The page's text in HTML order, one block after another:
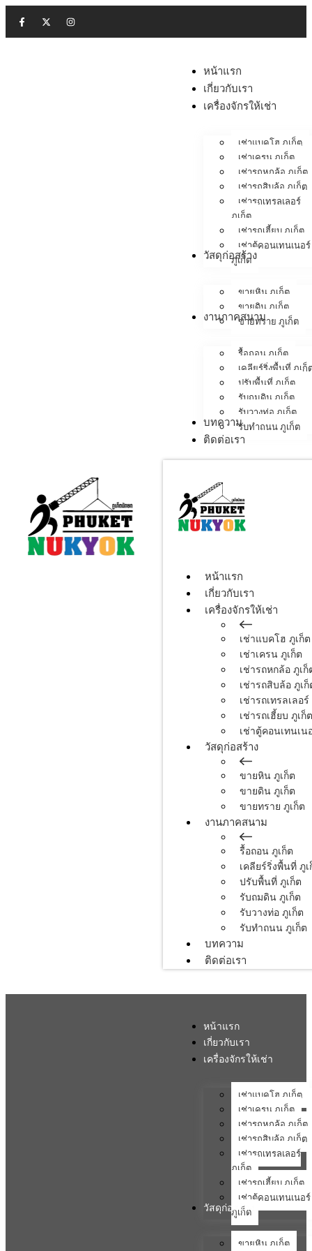
หน้าแรก
เกี่ยวกับเรา
เครื่องจักรให้เช่า
เช่าแบคโฮ ภูเก็ต
เช่าเครน ภูเก็ต
เช่ารถหกล้อ ภูเก็ต
เช่ารถสิบล้อ ภูเก็ต
เช่ารถเทรลเลอร์
ภูเก็ต
เช่ารถเฮี้ยบ ภูเก็ต
เช่าตู้คอนเทนเนอร์
ภูเก็ต
วัสดุก่อสร้าง
ขายหิน ภูเก็ต
ขายดิน ภูเก็ต
ขายทราย ภูเก็ต
งานภาคสนาม
รื้อถอน ภูเก็ต
เคลียร์ริ่งพื้นที่ ภูเก็
ปรับพื้นที่ ภูเก็ต
รับถมดิน ภูเก็ต
รับวางท่อ ภูเก็ต
รับทำถนน ภูเก็ต
บทความ
ติดต่อเรา
หน้าแรก
เกี่ยวกับเรา
เครื่องจักรให้เช่า
เช่าแบคโฮ ภูเก็ต
เช่าเครน ภูเก็ต
เช่ารถหกล้อ ภูเก็
เช่ารถสิบล้อ ภูเ
เช่ารถเทรลเลอ
เช่ารถเฮี้ยบ ภูเก็ต
เช่าตู้คอนเทนเน
วัสดุก่อสร้าง
ขายหิน ภูเก็ต
ขายดิน ภูเก็ต
ขายทราย ภูเก็ต
งานภาคสนาม
รื้อถอน ภูเก็ต
เคลียร์ริ่งพื้นที่ ภู
ปรับพื้นที่ ภูเก็ต
รับถมดิน ภูเก็ต
รับวางท่อ ภูเก็ต
รับทำถนน ภูเก็ต
บทความ
ติดต่อเรา
หน้าแรก
เกี่ยวกับเรา
เครื่องจักรให้เช่า
เช่าแบคโฮ ภูเก็ต
เช่าเครน ภูเก็ต
เช่ารถหกล้อ ภูเก็ต
เช่ารถสิบล้อ ภูเก็ต
เช่ารถเทรลเลอร์
ภูเก็ต
เช่ารถเฮี้ยบ ภูเก็ต
เช่าตู้คอนเทนเนอร์
ภูเก็ต
วัสดุก่อสร้าง
ขายหิน ภูเก็ต